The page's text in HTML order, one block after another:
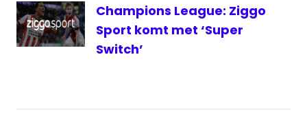
Veronica
Ziggo
Sport
Champions League: Ziggo
Sport komt met ‘Super
Switch’